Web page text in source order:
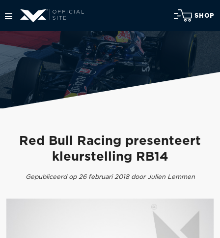
SHOP
Red Bull Racing presenteert
kleurstelling RB14
Gepubliceerd op 26 februari 2018 door Julien Lemmen